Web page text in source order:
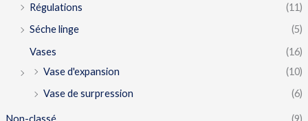
Régulations
(11)
Séche linge
(5)
Vases
(16)
Vase d'expansion
(10)
Vase de surpression
(6)